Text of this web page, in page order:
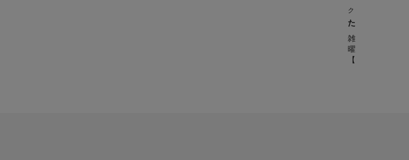
クックフォーミー
たこと枝豆のお
雑誌「ESSE」
曜レシピ。 枝
【準備時間：5